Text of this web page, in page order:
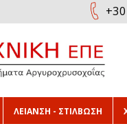
ΛΕΙΑΝΣΗ - ΣΤΙΛΒΩΣΗ